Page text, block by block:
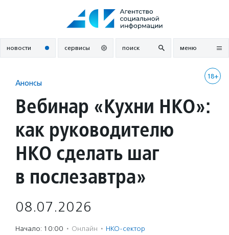
новости сервисы поиск меню
18+
Анонсы
Вебинар «Кухни НКО»:
как руководителю
НКО сделать шаг
в послезавтра»
08.07.2026
Начало: 10:00 · Онлайн · НКО-сектор